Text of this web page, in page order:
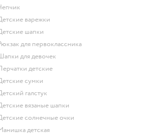
Чепчик
Детские варежки
Детские шапки
Рюкзак для первоклассника
Шапки для девочек
Перчатки детские
Детские сумки
Детский галстук
Детские вязаные шапки
Детские солнечные очки
Манишка детская